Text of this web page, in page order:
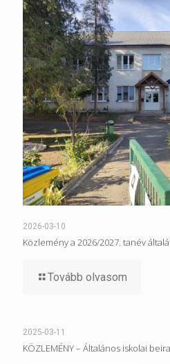
2026-03-10
Közlemény a 2026/2027. tanév
Tovább olvasom
2025-03-11
KÖZLEMÉNY – Általános iskolai